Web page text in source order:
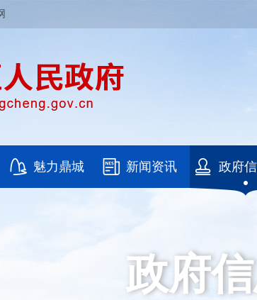
魅力鼎城 新闻资讯 政府
政府